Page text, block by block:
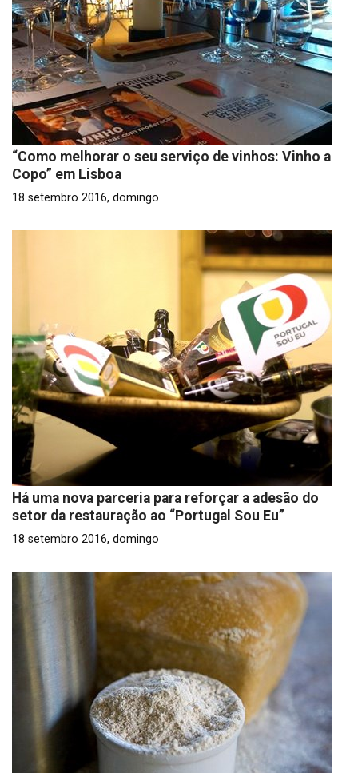
“Como melhorar o seu serviço de vinhos: Vinho a
Copo” em Lisboa
18 setembro 2016, domingo
Há uma nova parceria para reforçar a adesão do
setor da restauração ao “Portugal Sou Eu”
18 setembro 2016, domingo